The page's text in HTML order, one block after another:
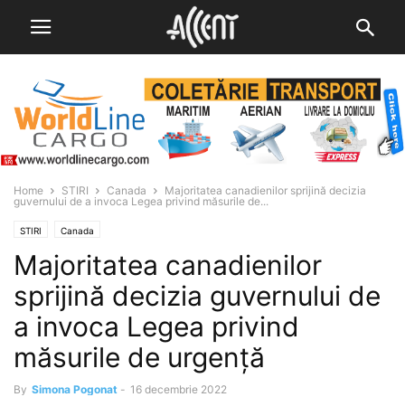
Home STIRI Canada
Majoritatea canadienilor sprijină decizia
guvernului de a invoca Legea privind măsurile de...
STIRI Canada
Majoritatea canadienilor
sprijină decizia guvernului de
a invoca Legea privind
măsurile de urgență
By Simona Pogonat - 16 decembrie 2022